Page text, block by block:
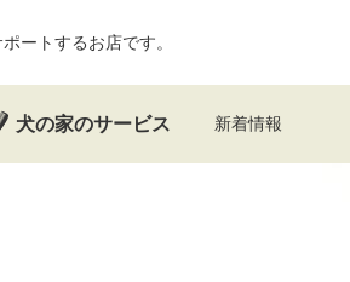
ートするお店です。
犬の家のサービス 新着情報